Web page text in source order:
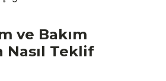
ve Bakım
Nasıl Teklif